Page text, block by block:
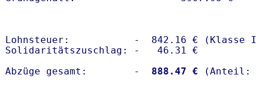
Lohnsteuer:           -  842.16 € (Klasse I)
Solidaritätszuschlag: -   46.31 €
Abzüge gesamt:        -
  888.47 €